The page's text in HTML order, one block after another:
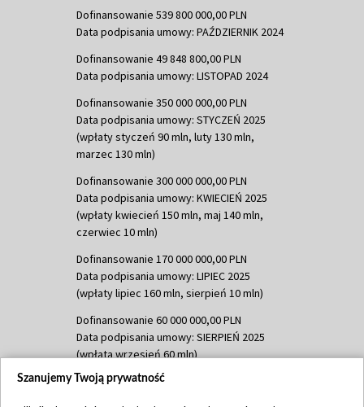
Dofinansowanie 539 800 000,00 PLN
Data podpisania umowy: PAŹDZIERNIK 2024
Dofinansowanie 49 848 800,00 PLN
Data podpisania umowy: LISTOPAD 2024
Dofinansowanie 350 000 000,00 PLN
Data podpisania umowy: STYCZEŃ 2025
(wpłaty styczeń 90 mln, luty 130 mln,
marzec 130 mln)
Dofinansowanie 300 000 000,00 PLN
Data podpisania umowy: KWIECIEŃ 2025
(wpłaty kwiecień 150 mln, maj 140 mln,
czerwiec 10 mln)
Dofinansowanie 170 000 000,00 PLN
Data podpisania umowy: LIPIEC 2025
(wpłaty lipiec 160 mln, sierpień 10 mln)
Dofinansowanie 60 000 000,00 PLN
Data podpisania umowy: SIERPIEŃ 2025
(wpłata wrzesień 60 mln)
Dofinansowanie 635 783 051,21 PLN
Szanujemy Twoją prywatność